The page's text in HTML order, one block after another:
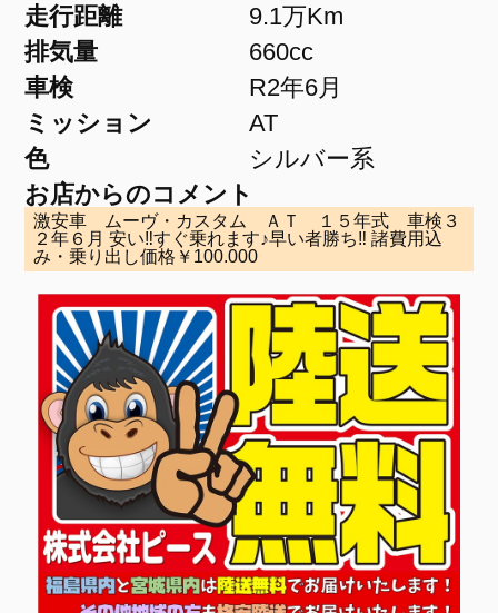
走行距離
9.1万Km
排気量
660cc
車検
R2年6月
ミッション
AT
色
シルバー系
お店からのコメント
激安車 ムーヴ・カスタム ＡＴ １５年式 車検３
２年６月 安い‼すぐ乗れます♪早い者勝ち‼ 諸費用込
み・乗り出し価格￥100.000